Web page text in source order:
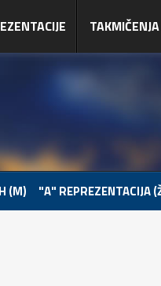
TAKMIČENJA
(M) "A" REPREZENTACIJA